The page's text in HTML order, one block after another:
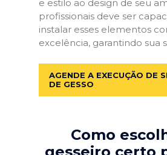
e estilo ao design de seu
profissionais deve ser
instalar esses elementos
excelência, garantindo sua
AGENDE A EXECUÇÃO DE
DE GESSO
Como
gesseiro certo